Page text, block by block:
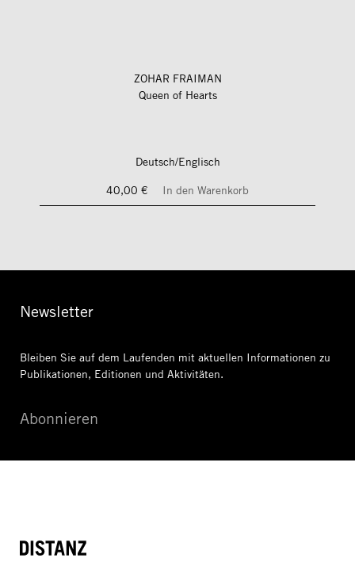
ZOHAR FRAIMAN
Queen of Hearts
Deutsch/Englisch
40,00 €
In den Warenkorb
Newsletter
Bleiben Sie auf dem Laufenden mit aktuellen Informationen zu
Publikationen, Editionen und Aktivitäten.
Abonnieren
DISTANZ